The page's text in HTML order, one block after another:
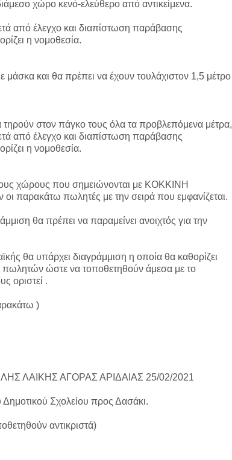
χώρο κενό-ελεύθερο από αντικείμενα.
από έλεγχο και διαπίστωση παράβασης
η νομοθεσία.
μάσκα και θα πρέπει να έχουν τουλάχιστον 1,5 μέτρο
στον πάγκο τους όλα τα προβλεπόμενα μέτρα,
από έλεγχο και διαπίστωση παράβασης
η νομοθεσία.
χώρους που σημειώνονται με ΚΟΚΚΙΝΗ
παρακάτω πωλητές με την σειρά που εμφανίζεται.
θα πρέπει να παραμείνει ανοιχτός για την
θα υπάρχει διαγράμμιση η οποία θα καθορίζει
πωλητών ώστε να τοποθετηθούν άμεσα με το
οριστεί .
)
ΛΑΙΚΗΣ ΑΓΟΡΑΣ ΑΡΙΔΑΙΑΣ 25/02/2021
Σχολείου προς Δασάκι.
αντικριστά)